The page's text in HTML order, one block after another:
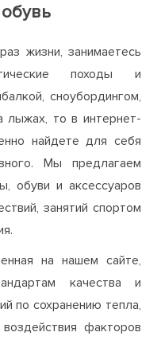
жизни, занимаетесь
походы и
сноубордингом,
лыжах, то в интернет-
найдете для себя
Мы предлагаем
обуви и аксессуаров
занятий спортом
на нашем сайте,
качества и
по сохранению тепла,
факторов